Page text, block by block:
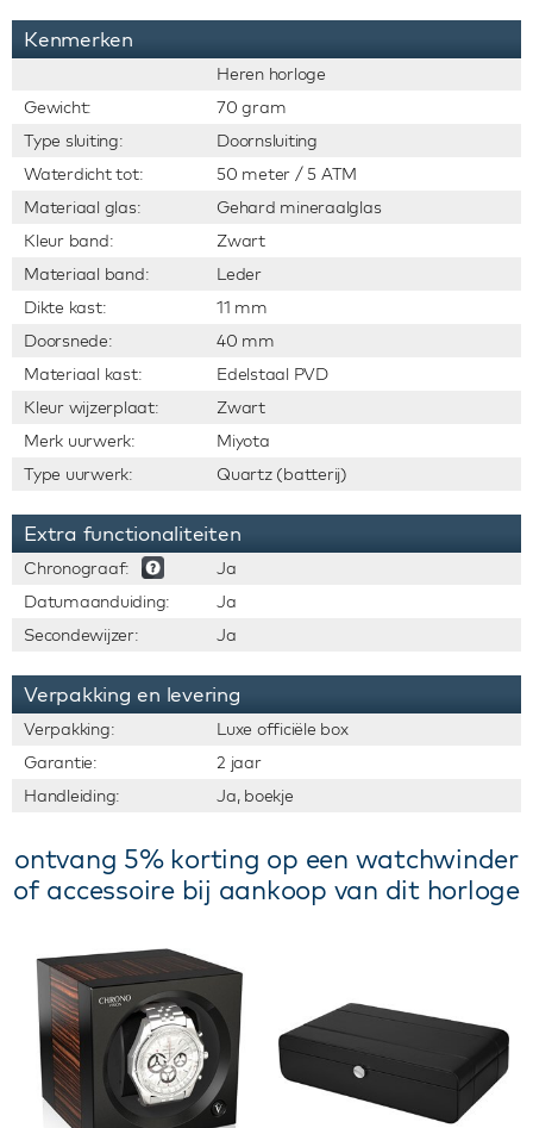
Kenmerken
Heren horloge
Gewicht:
70 gram
Type sluiting:
Doornsluiting
Waterdicht tot:
50 meter / 5 ATM
Materiaal glas:
Gehard mineraalglas
Kleur band:
Zwart
Materiaal band:
Leder
Dikte kast:
11 mm
Doorsnede:
40 mm
Materiaal kast:
Edelstaal PVD
Kleur wijzerplaat:
Zwart
Merk uurwerk:
Miyota
Type uurwerk:
Quartz (batterij)
Extra functionaliteiten
Chronograaf:
Ja
Datumaanduiding:
Ja
Secondewijzer:
Ja
Verpakking en levering
Verpakking:
Luxe officiële box
Garantie:
2 jaar
Handleiding:
Ja, boekje
ontvang 5% korting op een watchwinder
of accessoire bij aankoop van dit horloge